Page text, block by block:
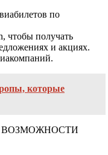
по
чтобы получать
и акциях.
которые